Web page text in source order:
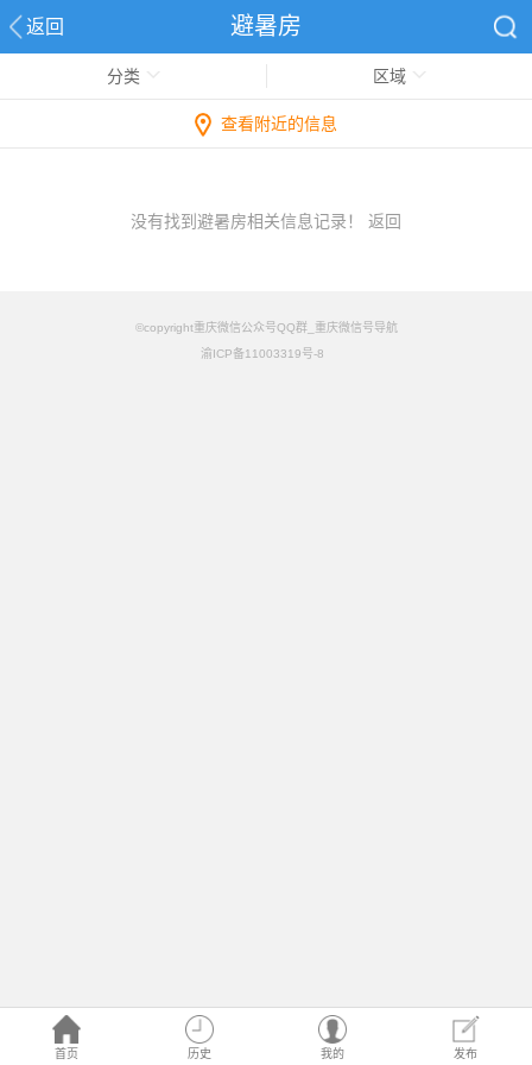
返回 避暑房
首页 历史 我的 发布
分类 区域
查看附近的信息
没有找到避暑房相关信息记录！ 返回
©copyright重庆微信公众号QQ群_重庆微信号导航
渝ICP备11003319号-8